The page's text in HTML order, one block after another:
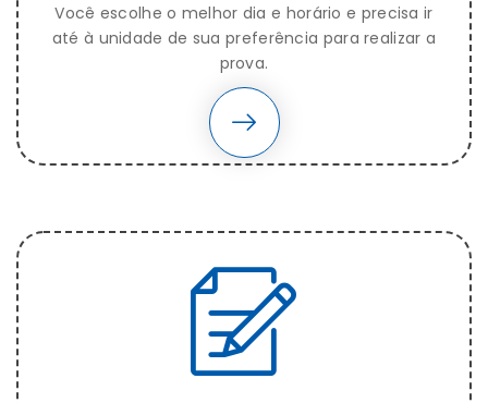
Você escolhe o melhor dia e horário e precisa ir
até à unidade de sua preferência para realizar a
prova.